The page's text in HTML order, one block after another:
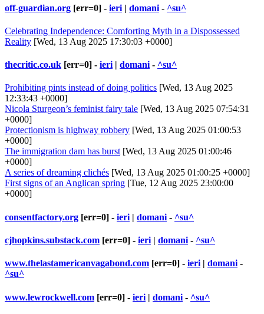
off-guardian.org [err=0] - ieri | domani - ^su^
Celebrating Independence: Comforting Myth in a Dispossessed
Reality [Wed, 13 Aug 2025 17:30:03 +0000]
thecritic.co.uk [err=0] - ieri | domani - ^su^
Prohibiting pints instead of doing politics [Wed, 13 Aug 2025
12:33:43 +0000]
Nicola Sturgeon’s feminist fairy tale [Wed, 13 Aug 2025 07:54:31
+0000]
Protectionism is highway robbery [Wed, 13 Aug 2025 01:00:53
+0000]
The immigration dam has burst[Wed, 13 Aug 2025 01:00:46
+0000]
A series of dreaming clichés [Wed, 13 Aug 2025 01:00:25 +0000]
First signs of an Anglican spring [Tue, 12 Aug 2025 23:00:00
+0000]
consentfactory.org [err=0] - ieri | domani - ^su^
cjhopkins.substack.com [err=0] - ieri | domani - ^su^
www.thelastamericanvagabond.com [err=0] - ieri | domani -
^su^
www.lewrockwell.com [err=0] - ieri | domani - ^su^